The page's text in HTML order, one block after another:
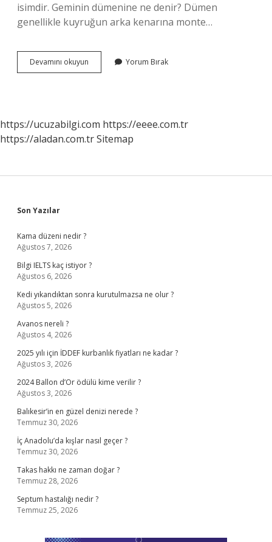
isimdir. Geminin dümenine ne denir? Dümen
genellikle kuyruğun arka kenarına monte…
Devamını okuyun Geminin
Terimleri
Yorum Bırak
https://ucuzabilgi.com https://eeee.com.tr
https://aladan.com.trSitemap
Sidebar
Son Yazılar
Kama düzeni nedir ?
Ağustos 7, 2026
Bilgi IELTS kaç istiyor ?
Ağustos 6, 2026
Kedi yıkandıktan sonra kurutulmazsa ne olur ?
Ağustos 5, 2026
Avanos nereli ?
Ağustos 4, 2026
2025 yılı için İDDEF kurbanlık fiyatları ne kadar ?
Ağustos 3, 2026
2024 Ballon d’Or ödülü kime verilir ?
Ağustos 3, 2026
Balıkesir’in en güzel denizi nerede ?
Temmuz 30, 2026
İç Anadolu’da kışlar nasıl geçer ?
Temmuz 30, 2026
Takas hakkı ne zaman doğar ?
Temmuz 28, 2026
Septum hastalığı nedir ?
Temmuz 25, 2026